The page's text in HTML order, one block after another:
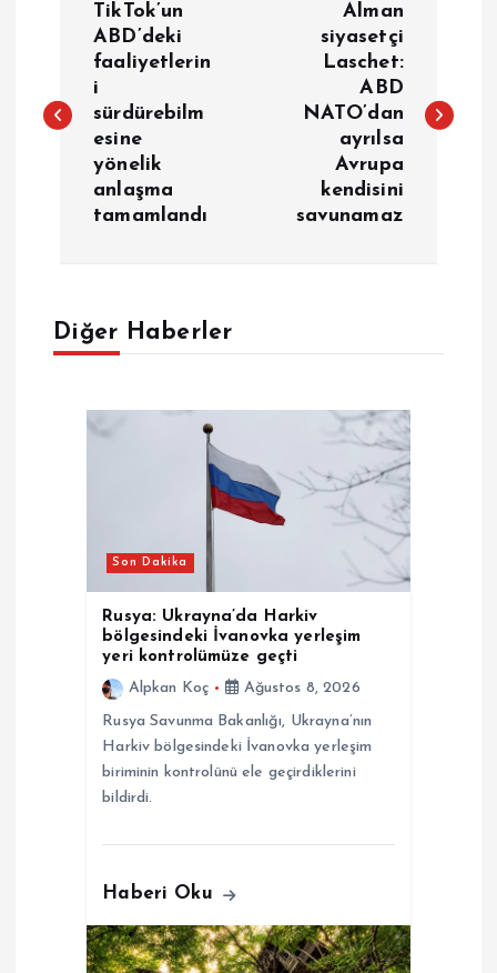
z
z
TikTok’un
ABD’deki
faaliyetlerin
i
sürdürebilm
esine
yönelik
anlaşma
tamamlandı
Alman
siyasetçi
Laschet:
ABD
NATO’dan
ayrılsa
Avrupa
kendisini
savunamaz
Diğer Haberler
Son Dakika
Rusya: Ukrayna’da Harkiv
bölgesindeki İvanovka yerleşim
yeri kontrolümüze geçti
Alpkan Koç
Ağustos 8, 2026
Rusya Savunma Bakanlığı, Ukrayna’nın
Harkiv bölgesindeki İvanovka yerleşim
biriminin kontrolünü ele geçirdiklerini
bildirdi.
Haberi Oku